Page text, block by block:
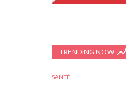
TRENDING NOW
SANTÉ